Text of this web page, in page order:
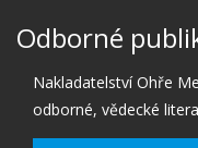
Odborné
Nakladatelství Ohře
odborné, vědecké